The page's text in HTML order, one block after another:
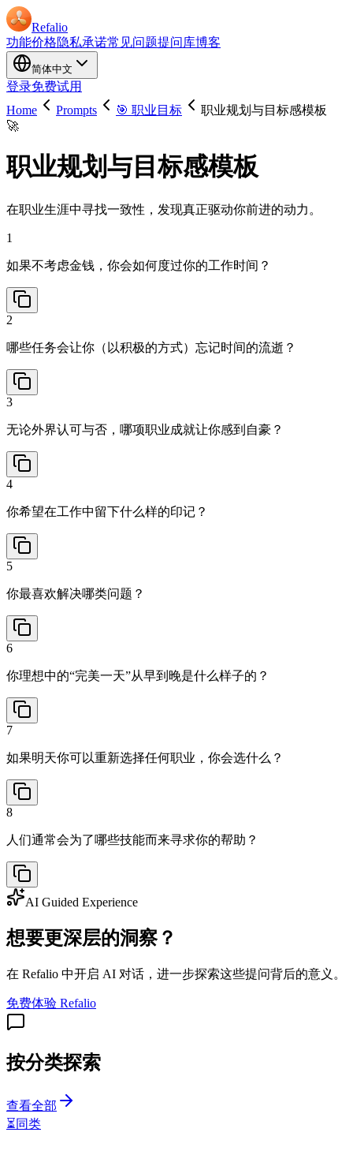
Refalio
功能价格隐私承诺常见问题提问库博客
简体中文
登录免费试用
Home
Prompts 🎯 职业目标
职业规划与目标感模板
🚀
职业规划与目标感模板
在职业生涯中寻找一致性，发现真正驱动你前进的动力。
1
如果不考虑金钱，你会如何度过你的工作时间？
2
哪些任务会让你（以积极的方式）忘记时间的流逝？
3
无论外界认可与否，哪项职业成就让你感到自豪？
4
你希望在工作中留下什么样的印记？
5
你最喜欢解决哪类问题？
6
你理想中的“完美一天”从早到晚是什么样子的？
7
如果明天你可以重新选择任何职业，你会选什么？
8
人们通常会为了哪些技能而来寻求你的帮助？
AI Guided Experience
想要更深层的洞察？
在 Refalio 中开启 AI 对话，进一步探索这些提问背后的意义。
免费体验 Refalio
按分类探索
查看全部
⏳ 同类